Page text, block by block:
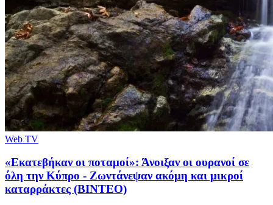
Web TV
«Εκατεβήκαν οι ποταμοί»: Άνοιξαν οι ουρανοί σε
όλη την Κύπρο - Ζωντάνεψαν ακόμη και μικροί
καταρράκτες (ΒΙΝΤΕΟ)